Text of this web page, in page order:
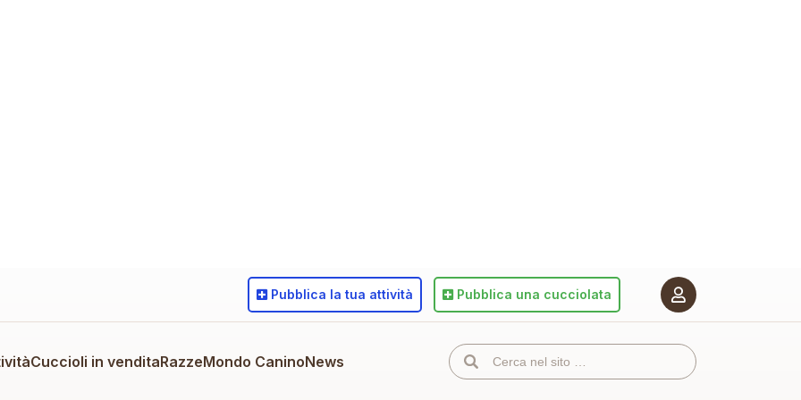
Cuccioli in venditaRazzeMondo CaninoNews
Pubblica la tua attività Pubblica una cucciolata